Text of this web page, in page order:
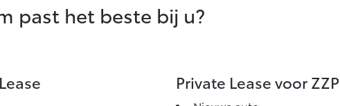
past het beste bij u?
Private Lease voor ZZP